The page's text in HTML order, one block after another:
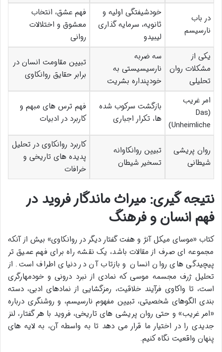
در باب
نارسیسم
خودشیفتگی اولیه و
ثانویه، سرمایه گذاری
لیبیدو
فهم عشق، انتخاب
معشوق و اختلالات
روانی
یکی از
مشکلات روان
تحلیلی
سه ضربه
نارسیسیستی به
خودپنداره بشریت
تبیین مقاومت انسان در
برابر حقایق روانکاوی
امر غریب
(Das
Unheimliche)
بازگشت سرکوب شده
ها، تکرار اجباری
فهم ترس های مبهم و
کاربرد در ادبیات
روان پریشی
شیطانی
تبیین روانکاوانه
تسخیر شیطان
کاربرد روانکاوی در تحلیل
پدیده های تاریخی و
خرافات
نتیجه گیری: میراث ماندگار فروید در
فهم انسان و فرهنگ
کتاب «موسای میکل آنژ و هفت گفتار دیگر در روانکاوی» بیش از آنکه
مجموعه ای صرف از مقالات باشد، یک نقشه راه برای فهم عمیق تر
پیچیدگی های روان انسان و بازتاب آن در دنیای اطراف است. از
تحلیل ژرف مجسمه موسی که نمادی از نبرد درونی و خودمهارگری
است، تا واکاوی فرآیند خلاقیت، رمزگشایی از نمادهای ادبی، دسته
بندی الگوهای شخصیتی، تبیین مفهوم نارسیسم، و روشنگری درباره
«امر غریب» و حتی روان پریشی های تاریخی، فروید با هر گفتار، لنز
جدیدی را در اختیار ما قرار می دهد تا به واسطه آن، به لایه های
پنهان واقعیت نگاه کنیم.